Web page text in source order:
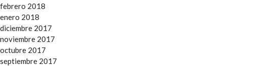
febrero 2018
enero 2018
diciembre 2017
noviembre 2017
octubre 2017
septiembre 2017